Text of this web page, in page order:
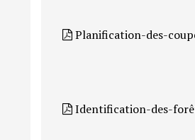
Planification-des-
Identification-des-